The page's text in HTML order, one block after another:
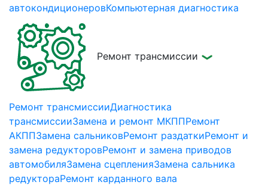
автокондиционеровКомпьютерная диагностика
Ремонт трансмиссии
Ремонт трансмиссииДиагностика
трансмиссииЗамена и ремонт МКППРемонт
АКППЗамена сальниковРемонт раздаткиРемонт и
замена редукторовРемонт и замена приводов
автомобиляЗамена сцепленияЗамена сальника
редуктораРемонт карданного вала